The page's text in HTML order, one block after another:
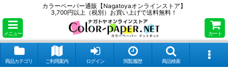
カラーペーパー通販【Nagatoyaオンラインストア】
3,700円以上（税別）お買い上げで送料無料！
メニュー カート
商品カテゴリ ご利用案内 ログイン 閲覧履歴 商品検索